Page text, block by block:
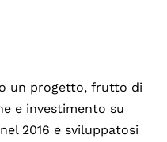
un progetto, frutto di
e investimento su
2016 e sviluppatosi